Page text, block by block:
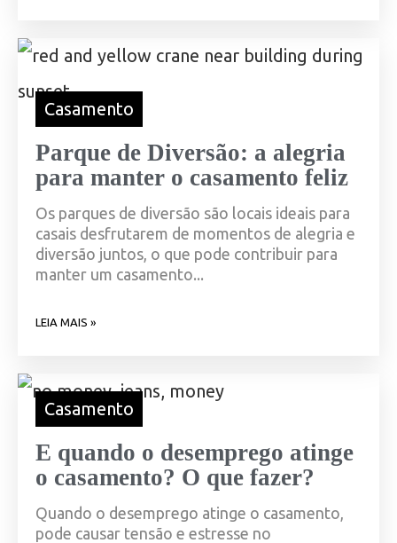
Casamento
Parque de Diversão: a alegria
para manter o casamento feliz
Os parques de diversão são locais ideais para
casais desfrutarem de momentos de alegria e
diversão juntos, o que pode contribuir para
manter um casamento...
LEIA MAIS »
Casamento
E quando o desemprego atinge
o casamento? O que fazer?
Quando o desemprego atinge o casamento,
pode causar tensão e estresse no